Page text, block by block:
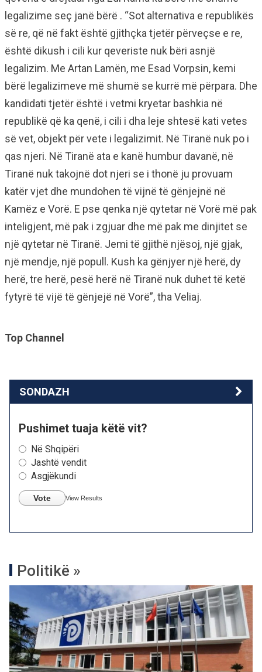
legalizime seç janë bërë . “Sot alternativa e republikës
së re, që në fakt është gjithçka tjetër përveçse e re,
është dikush i cili kur qeveriste nuk bëri asnjë
legalizim. Me Artan Lamën, me Esad Vorpsin, kemi
bërë legalizimeve më shumë se kurrë më përpara. Dhe
kandidati tjetër është i vetmi kryetar bashkia në
republikë që ka qenë, i cili i dha leje shtesë kati vetes
së vet, objekt për vete i legalizimit. Në Tiranë nuk po i
qas njeri. Në Tiranë ata e kanë humbur davanë, në
Tiranë nuk takojnë dot njeri se i thonë ju provuam
katër vjet dhe mundohen të vijnë të gënjejnë në
Kamëz e Vorë. E pse qenka një qytetar në Vorë më pak
inteligjent, më pak i zgjuar dhe më pak me dinjitet se
një qytetar në Tiranë. Jemi të gjithë njësoj, një gjak,
një mendje, një popull. Kush ka gënjyer një herë, dy
herë, tre herë, pesë herë në Tiranë nuk duhet të ketë
fytyrë të vijë të gënjejë në Vorë”, tha Veliaj.
Top Channel
SONDAZH
Pushimet tuaja këtë vit?
Në Shqipëri
Jashtë vendit
Asgjëkundi
Vote View Results
Politikë »